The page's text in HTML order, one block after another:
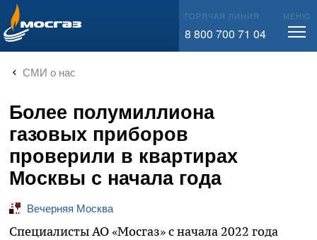
info@mos-gaz.ru ГОРЯЧАЯ ЛИНИЯ
8 800 700 71 04
МЕНЮ
СМИ о нас
Более полумиллиона
газовых приборов
проверили в квартирах
Москвы с начала года
Вечерняя Москва
Специалисты АО «Мосгаз» с начала 2022 года